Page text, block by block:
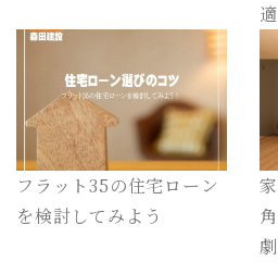
フラット35の住宅ローン
を検討してみよう